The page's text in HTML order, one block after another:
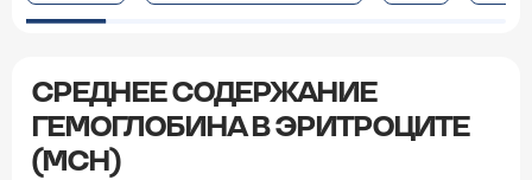
СРЕДНЕЕ СОДЕРЖАНИЕ
ГЕМОГЛОБИНА В ЭРИТРОЦИТЕ
(MCH)